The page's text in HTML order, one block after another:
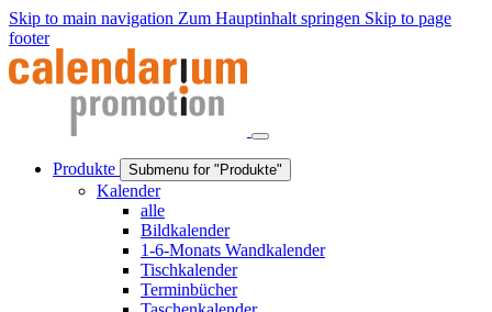
Skip to main navigation Zum Hauptinhalt springen Skip to page
footer
Produkte Submenu for "Produkte"
Kalender
alle
Bildkalender
1-6-Monats Wandkalender
Tischkalender
Terminbücher